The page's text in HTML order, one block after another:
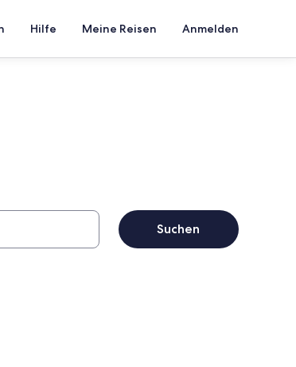
Hilfe Meine Reisen Anmelden
Suchen